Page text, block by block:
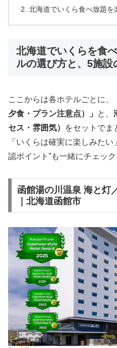
北海道でいくら食べ放題を
北海道でいくらを食
ルの選び方と、5施設
ここからは各ホテルごとに、
夕食・プラン注意点）」
と、
セス・雰囲気）
をセットでま
「いくらは確実に楽しみた
認ポイント”も一緒にチェック
函館湯の川温泉 海と灯
｜北海道函館市